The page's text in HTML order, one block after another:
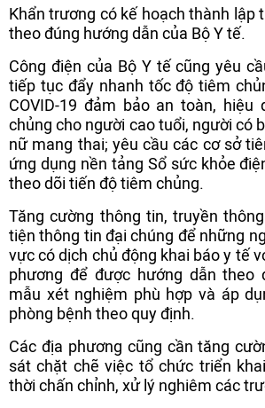
Khẩn trương có kế hoạch thành lập
theo đúng hướng dẫn của Bộ Y tế.
Công điện của Bộ Y tế cũng yêu
tiếp tục đẩy nhanh tốc độ tiêm
COVID-19 đảm bảo an toàn, hiệu
chủng cho người cao tuổi, người có
nữ mang thai; yêu cầu các cơ sở
ứng dụng nền tảng Sổ sức khỏe
theo dõi tiến độ tiêm chủng.
Tăng cường thông tin, truyền
tiện thông tin đại chúng để những
vực có dịch chủ động khai báo y tế
phương để được hướng dẫn theo
mẫu xét nghiệm phù hợp và áp
phòng bệnh theo quy định.
Các địa phương cũng cần tăng
sát chặt chẽ việc tổ chức triển
thời chấn chỉnh, xử lý nghiêm các